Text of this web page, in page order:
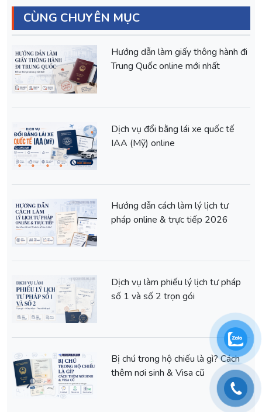
CÙNG CHUYÊN MỤC
Hướng dẫn làm giấy thông hành đi
Trung Quốc online mới nhất
Dịch vụ đổi bằng lái xe quốc tế
IAA (Mỹ) online
Hướng dẫn cách làm lý lịch tư
pháp online & trực tiếp 2026
Dịch vụ làm phiếu lý lịch tư pháp
số 1 và số 2 trọn gói
Bị chú trong hộ chiếu là gì? Cách
thêm nơi sinh & Visa cũ